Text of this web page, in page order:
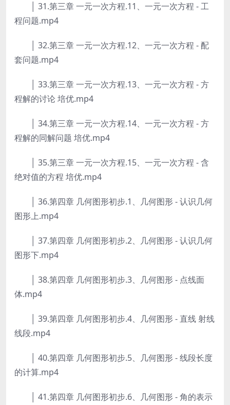
│ 31.第三章 一元一次方程.11、一元一次方程 - 工
程问题.mp4
│ 32.第三章 一元一次方程.12、一元一次方程 - 配
套问题.mp4
│ 33.第三章 一元一次方程.13、一元一次方程 - 方
程解的讨论 培优.mp4
│ 34.第三章 一元一次方程.14、一元一次方程 - 方
程解的同解问题 培优.mp4
│ 35.第三章 一元一次方程.15、一元一次方程 - 含
绝对值的方程 培优.mp4
│ 36.第四章 几何图形初步.1、几何图形 - 认识几何
图形上.mp4
│ 37.第四章 几何图形初步.2、几何图形 - 认识几何
图形下.mp4
│ 38.第四章 几何图形初步.3、几何图形 - 点线面
体.mp4
│ 39.第四章 几何图形初步.4、几何图形 - 直线 射线
线段.mp4
│ 40.第四章 几何图形初步.5、几何图形 - 线段长度
的计算.mp4
│ 41.第四章 几何图形初步.6、几何图形 - 角的表示